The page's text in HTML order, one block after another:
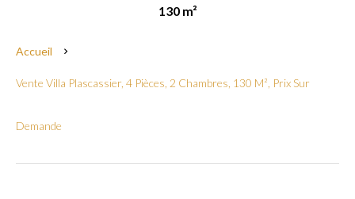
130 m²
Accueil
Vente Villa Plascassier, 4 Pièces, 2 Chambres, 130 M², Prix Sur
Demande